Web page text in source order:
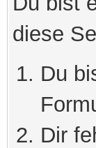
diese
Du
Dir